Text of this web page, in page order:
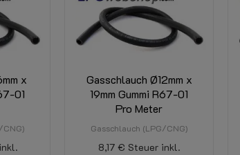
x
01
CNG)
Gasschlauch Ø12mm x
19mm Gummi R67-01
Pro Meter
Gasschlauch (LPG/CNG)
8,17 € Steuer inkl.